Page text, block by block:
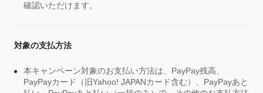
確認いただけます。
対象の支払方法
本キャンペーン対象のお支払い方法は、PayPay残高、
PayPayカード（旧Yahoo! JAPANカード含む）、PayPayあと